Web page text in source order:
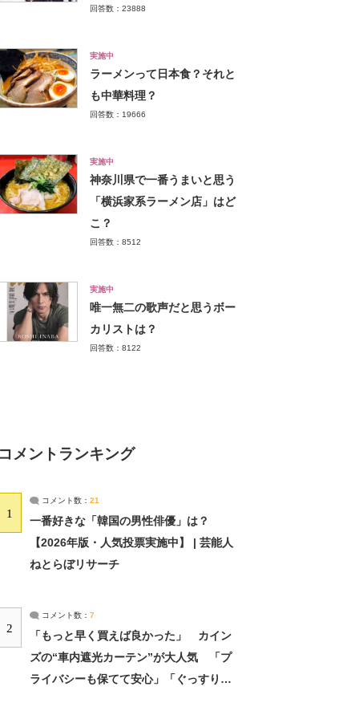
回答数：23888
実施中
ラーメンって日本食？それと
も中華料理？
回答数：19666
実施中
神奈川県で一番うまいと思う
「横浜家系ラーメン店」はど
こ？
回答数：8512
実施中
唯一無二の歌声だと思うボー
カリストは？
回答数：8122
メントランキング
1
コメント数： 21
一番好きな「韓国の男性俳優」は？
【2026年版・人気投票実施中】 | 芸能人
ねとらぼリサーチ
2
コメント数： 7
「もっと早く買えば良かった」 カイン
ズの“車内遮光カーテン”が大人気 「プ
ライバシーも保てて安心」「ぐっすり眠